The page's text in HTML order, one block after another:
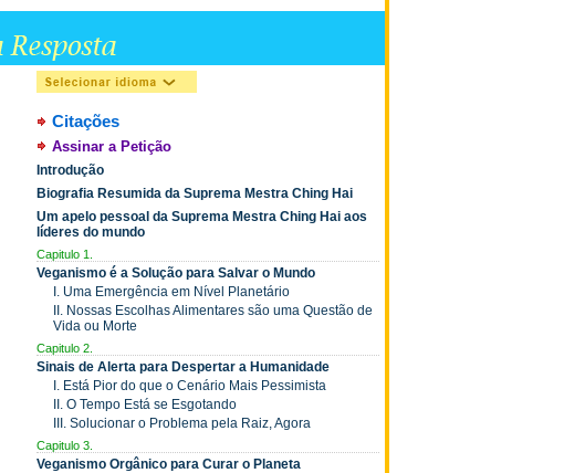
Citações
Assinar a Petição
Introdução
Biografia Resumida da Suprema Mestra Ching Hai
Um apelo pessoal da Suprema Mestra Ching Hai aos
líderes do mundo
Capitulo 1.
Veganismo é a Solução para Salvar o Mundo
I. Uma Emergência em Nível Planetário
II. Nossas Escolhas Alimentares são uma Questão de
Vida ou Morte
Capitulo 2.
Sinais de Alerta para Despertar a Humanidade
I. Está Pior do que o Cenário Mais Pessimista
II. O Tempo Está se Esgotando
III. Solucionar o Problema pela Raiz, Agora
Capitulo 3.
Veganismo Orgânico para Curar o Planeta